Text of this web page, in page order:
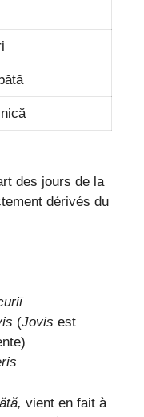
des jours de la
dérivés du
(Jovis est
vient en fait à